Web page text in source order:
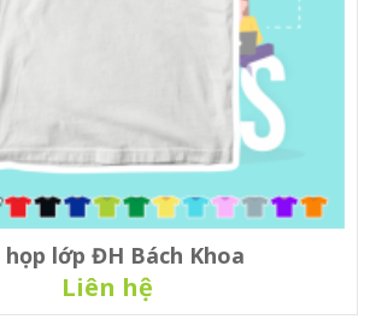
họp lớp ĐH Bách Khoa
Liên hệ